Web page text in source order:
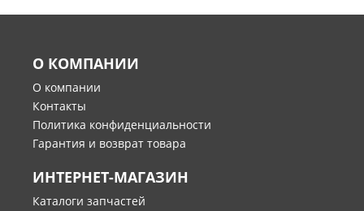
О КОМПАНИИ
О компании
Контакты
Политика конфиденциальности
Гарантия и возврат товара
ИНТЕРНЕТ-МАГАЗИН
Каталоги запчастей